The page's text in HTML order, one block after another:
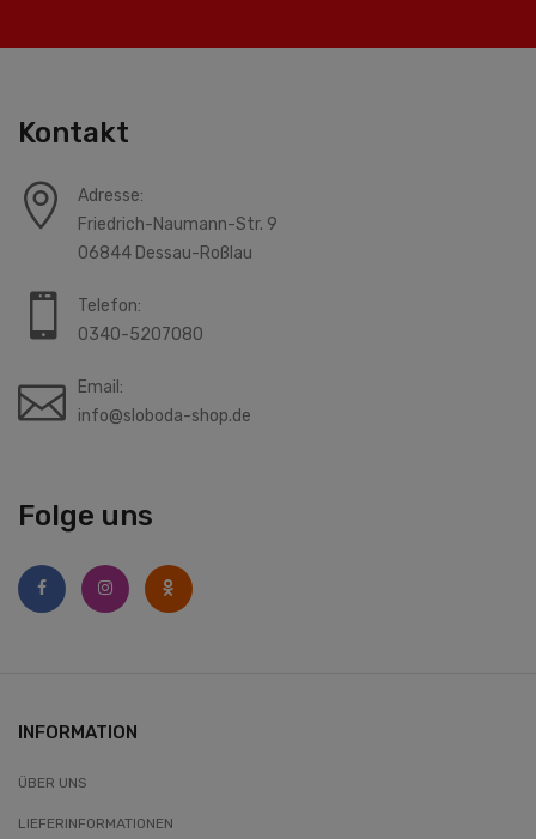
Folge uns
Kontakt
Adresse:
Friedrich-Naumann-Str. 9
06844 Dessau-Roßlau
Telefon:
0340-5207080
Email:
info@sloboda-shop.de
INFORMATION
ÜBER UNS
LIEFERINFORMATIONEN